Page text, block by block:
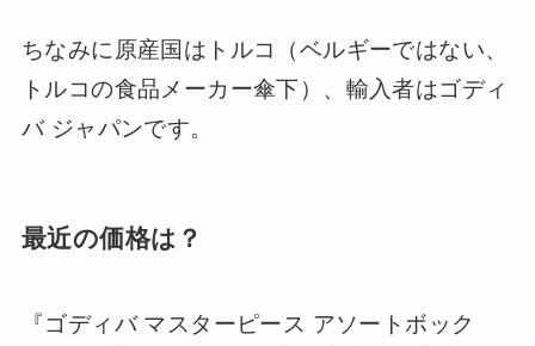
ちなみに原産国はトルコ（ベルギーではない、
トルコの食品メーカー傘下）、輸入者はゴディ
バ ジャパンです。
最近の価格は？
『ゴディバ マスターピース アソートボック